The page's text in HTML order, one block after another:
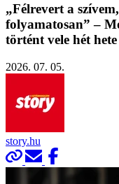
„Félrevert a
folyamatosan” –
történt vele hét hete
2026. 07. 05.
story.hu